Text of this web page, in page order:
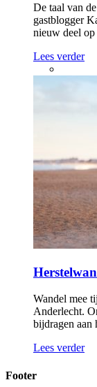
De taal van
gastblogger
nieuw deel op
Lees verder
Wandel mee
Anderlecht.
bijdragen aan
Lees verder
Footer